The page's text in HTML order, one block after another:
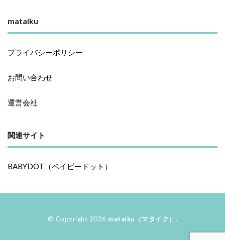
mataiku
プライバシーポリシー
お問い合わせ
運営会社
関連サイト
BABYDOT（ベイビードット）
© Copyright 2026 mataiku（マタイク） .